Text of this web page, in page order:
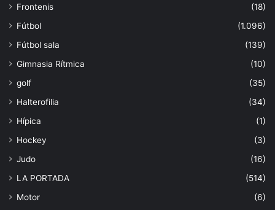
Frontenis
(18)
Fútbol
(1.096)
Fútbol sala
(139)
Gimnasia Rítmica
(10)
golf
(35)
Halterofilia
(34)
Hípica
(1)
Hockey
(3)
Judo
(16)
LA PORTADA
(514)
Motor
(6)